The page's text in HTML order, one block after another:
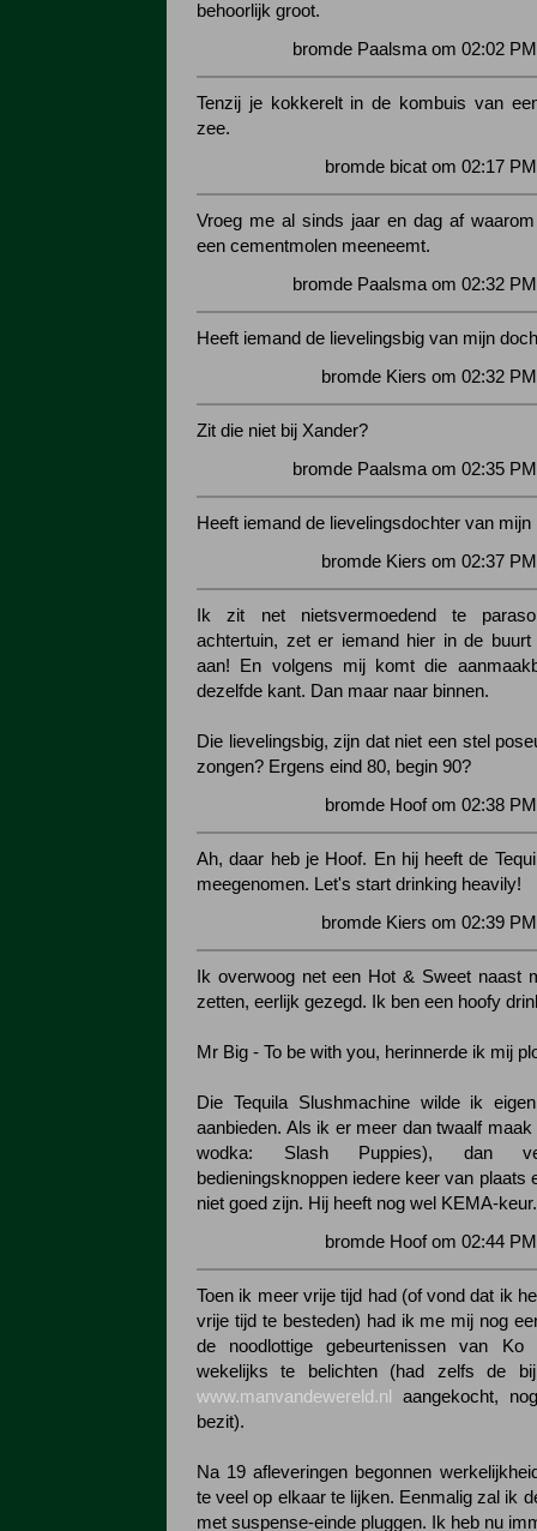
behoorlijk groot.
bromde Paalsma om 02:02
Tenzij je kokkerelt in de kombuis van
zee.
bromde bicat om 02:17
Vroeg me al sinds jaar en dag af
een cementmolen meeneemt.
bromde Paalsma om 02:32
Heeft iemand de lievelingsbig van mijn
bromde Kiers om 02:32
Zit die niet bij Xander?
bromde Paalsma om 02:35
Heeft iemand de lievelingsdochter van mijn
bromde Kiers om 02:37
Ik zit net nietsvermoedend te
achtertuin, zet er iemand hier in de buurt
aan! En volgens mij komt die
dezelfde kant. Dan maar naar binnen.
Die lievelingsbig, zijn dat niet een stel
zongen? Ergens eind 80, begin 90?
bromde Hoof om 02:38
Ah, daar heb je Hoof. En hij heeft de
meegenomen. Let's start drinking heavily!
bromde Kiers om 02:39
Ik overwoog net een Hot & Sweet naast
zetten, eerlijk gezegd. Ik ben een hoofy
Mr Big - To be with you, herinnerde ik mij
Die Tequila Slushmachine wilde ik
aanbieden. Als ik er meer dan twaalf
wodka: Slash Puppies), dan
bedieningsknoppen iedere keer van plaats
niet goed zijn. Hij heeft nog wel KEMA-keur.
bromde Hoof om 02:44
Toen ik meer vrije tijd had (of vond dat ik
vrije tijd te besteden) had ik me mij nog
de noodlottige gebeurtenissen van
wekelijks te belichten (had zelfs de
www.manvandewereld.nl
aangekocht,
bezit).
Na 19 afleveringen begonnen
te veel op elkaar te lijken. Eenmalig zal ik
met suspense-einde pluggen. Ik heb nu